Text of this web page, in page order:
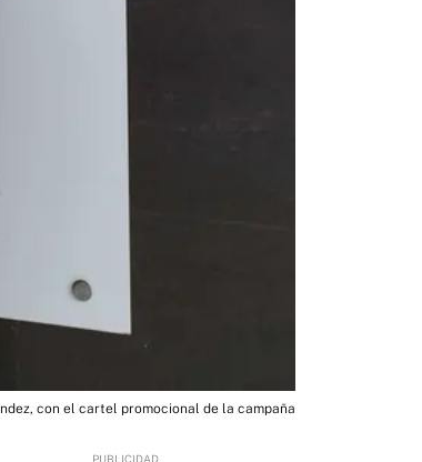
con el cartel promocional de la campaña